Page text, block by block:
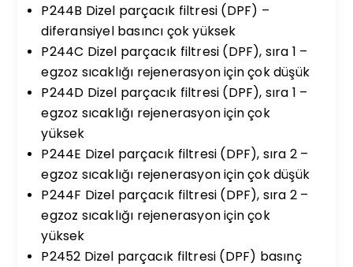
P244B Dizel parçacık filtresi (DPF) –
diferansiyel basıncı çok yüksek
P244C Dizel parçacık filtresi (DPF), sıra 1 –
egzoz sıcaklığı rejenerasyon için çok düşük
P244D Dizel parçacık filtresi (DPF), sıra 1 –
egzoz sıcaklığı rejenerasyon için çok
yüksek
P244E Dizel parçacık filtresi (DPF), sıra 2 –
egzoz sıcaklığı rejenerasyon için çok düşük
P244F Dizel parçacık filtresi (DPF), sıra 2 –
egzoz sıcaklığı rejenerasyon için çok
yüksek
P2452 Dizel parçacık filtresi (DPF) basınç